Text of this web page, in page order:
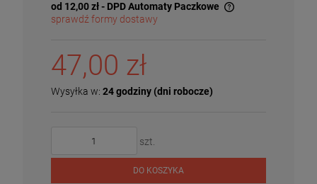
od 12,00 zł- DPD Automaty Paczkowe
Cena nie zawiera ewentualnych kosztów płatności
sprawdź formy dostawy
47,00 zł
Wysyłka w: 24 godziny (dni robocze)
szt.
DO KOSZYKA